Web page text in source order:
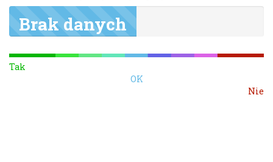
Brak danych
Tak
OK
Nie